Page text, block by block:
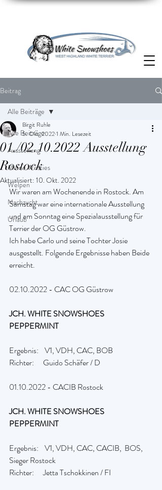
Beitrag
Alle Beiträge
Ausstellung
Meine Westies
Welpen
Nachzucht
Urlaub
Alle Beiträge
01./02.10.2022 Ausstellung
Rostock
Birgit Ruhle
5. Okt. 20221 Min. Lesezeit
Aktualisiert: 10. Okt. 2022
Wir waren am Wochenende in Rostock. Am
Samstag war eine internationale Ausstellung
und am Sonntag eine Spezialausstellung für
Terrier der OG Güstrow.
Ich habe Carlo und seine Tochter Josie
ausgestellt. Folgende Ergebnisse haben Beide
erreicht.
02.10.2022 - CAC OG Güstrow
JCH. WHITE SNOWSHOES
PEPPERMINT
Ergebnis:    V1, VDH, CAC, BOB
Richter:      Guido Schäfer / D
01.10.2022 - CACIB Rostock
JCH. WHITE SNOWSHOES
PEPPERMINT
Ergebnis:    V1, VDH, CAC, CACIB,  BOS,
Sieger Rostock
Richter:      Jetta Tschokkinen / FI